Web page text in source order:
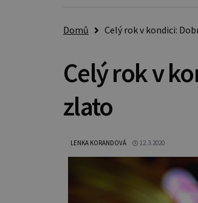
Domů Celý rok v kondici:
Celý rok v
zlato
LENKA KORANDOVÁ 12.3.2020